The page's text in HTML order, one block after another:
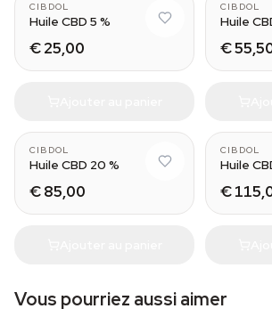
CIBDOL
Huile CBD 5 %
€ 25,00
CIBDOL
Huile
€
CIBDOL
Huile CBD 20 %
€ 85,00
CIBDOL
Huile
€
Vous pourriez aussi aimer